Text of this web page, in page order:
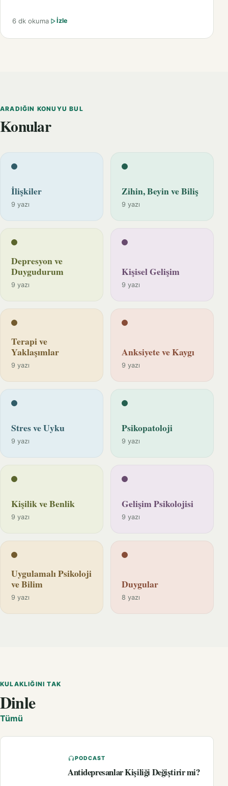
6 dk okuma İzle
ARADIĞIN KONUYU BUL
Konular
İlişkiler
9 yazı
Zihin, Beyin ve Biliş
9 yazı
Depresyon ve
Duygudurum
9 yazı
Kişisel Gelişim
9 yazı
Terapi ve
Yaklaşımlar
9 yazı
Anksiyete ve Kaygı
9 yazı
Stres ve Uyku
9 yazı
Psikopatoloji
9 yazı
Kişilik ve Benlik
9 yazı
Gelişim Psikolojisi
9 yazı
Uygulamalı Psikoloji
ve Bilim
9 yazı
Duygular
8 yazı
KULAKLIĞINI TAK
Dinle
Tümü
PODCAST
Antidepresanlar Kişiliği Değiştirir mi?